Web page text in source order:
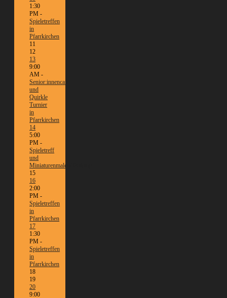
1:30
PM -
Spieletreffen
in
Pfarrkirchen
11
12
13
9:00
AM -
Senior:innencafé
und
Quirkle
Turnier
in
Pfarrkirchen
14
5:00
PM -
Spieletreff
und
Miniaturenmalen/Tabletop
15
16
2:00
PM -
Spieletreffen
in
Pfarrkirchen
17
1:30
PM -
Spieletreffen
in
Pfarrkirchen
18
19
20
9:00